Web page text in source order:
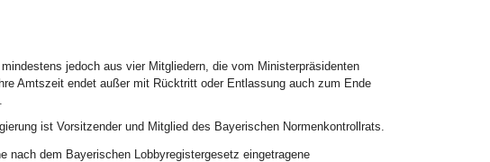
jedoch aus vier Mitgliedern, die vom Ministerpräsidenten
Ihre Amtszeit endet außer mit Rücktritt oder Entlassung auch zum Ende
ist Vorsitzender und Mitglied des Bayerischen Normenkontrollrats.
nach dem Bayerischen Lobbyregistergesetz eingetragene